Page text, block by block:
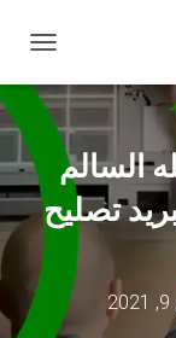
ب
د
ل
ن
ق
ل
السالم
وتبريد تصليح